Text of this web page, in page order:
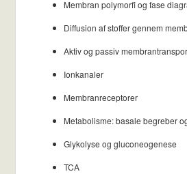
Membran polymorfi og fase
Diffusion af stoffer gennem
Aktiv og passiv
Ionkanaler
Membranreceptorer
Metabolisme: basale begreber
Glykolyse og gluconeogenese
TCA